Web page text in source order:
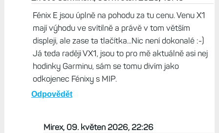
Fénix E jsou úplně na pohodu za tu cenu. Venu X1
mají výhodu ve svítilně a právě v tom větším
displeji, ale zase ta tlačítka...Nic není dokonalé :-)
Já teda raději VX1, jsou to pro mě aktuálně asi nej
hodinky Garminu, sám se tomu divím jako
odkojenec Fénixy s MIP.
Odpovědět
Mirex, 09. květen 2026, 22:26